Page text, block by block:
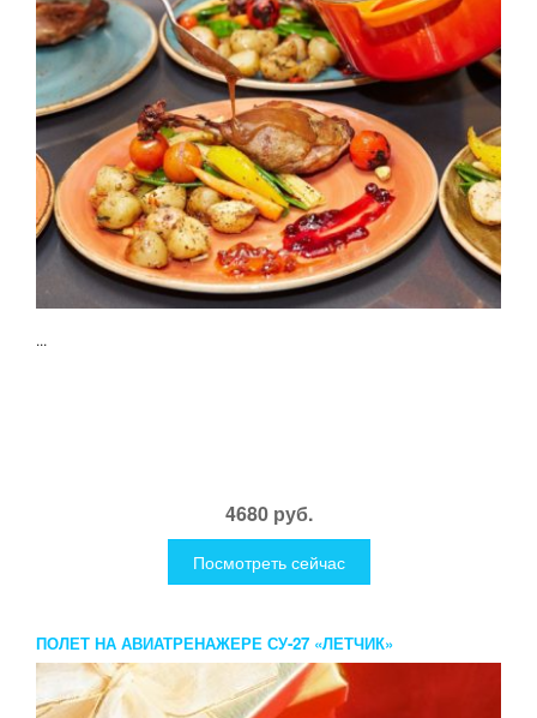
...
4680 руб.
Посмотреть сейчас
ПОЛЕТ НА АВИАТРЕНАЖЕРЕ СУ-27 «ЛЕТЧИК»